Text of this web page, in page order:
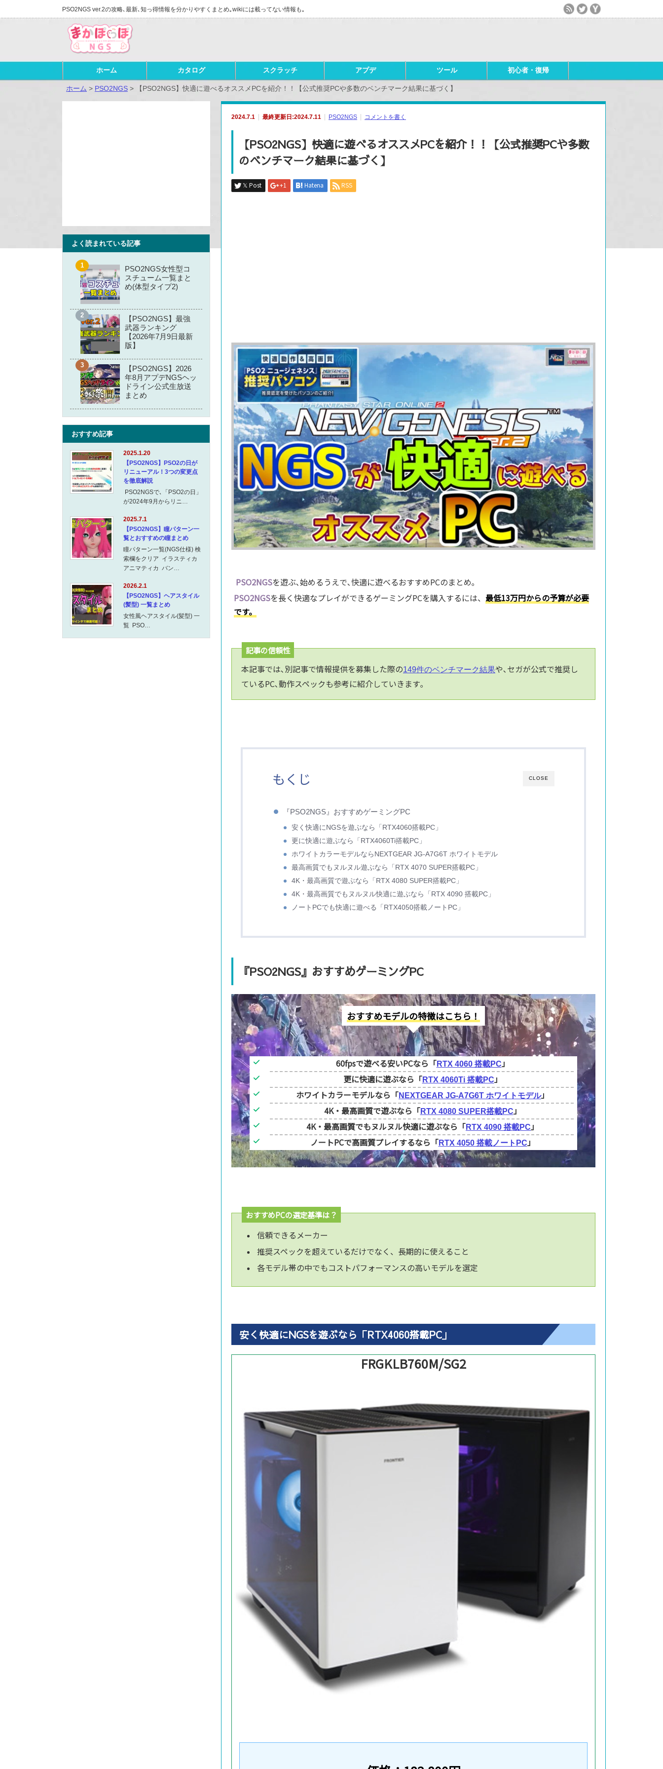
PSO2NGS ver.2の攻略､最新､知っ得情報を分かりやすくまとめ｡wikiには載ってない情報も｡
ホーム カタログ スクラッチ アプデ ツール 初心者・復帰
ホーム > PSO2NGS > 【PSO2NGS】快適に遊べるオススメPCを紹介！！【公式推奨PCや多数のベンチマーク結果に基づく】
2024.7.1 最終更新日:2024.7.11 PSO2NGS コメントを書く
【PSO2NGS】快適に遊べるオススメPCを紹介！！【公式推奨PCや多数
のベンチマーク結果に基づく】
𝕏 Post +1 Hatena RSS
PSO2NGSを遊ぶ､始めるうえで､快適に遊べるおすすめPCのまとめ｡
PSO2NGSを長く快適なプレイができるゲーミングPCを購入するには、 最低13万円からの予算が必要
です。
記事の信頼性
本記事では､別記事で情報提供を募集した際の149件のベンチマーク結果や､セガが公式で推奨し
ているPC､動作スペックも参考に紹介していきます｡
CLOSE
もくじ
『PSO2NGS』おすすめゲーミングPC
安く快適にNGSを遊ぶなら「RTX4060搭載PC」
更に快適に遊ぶなら「RTX4060Ti搭載PC」
ホワイトカラーモデルならNEXTGEAR JG-A7G6T ホワイトモデル
最高画質でもヌルヌル遊ぶなら「RTX 4070 SUPER搭載PC」
4K・最高画質で遊ぶなら「RTX 4080 SUPER搭載PC」
4K・最高画質でもヌルヌル快適に遊ぶなら「RTX 4090 搭載PC」
ノートPCでも快適に遊べる「RTX4050搭載ノートPC」
『PSO2NGS』おすすめゲーミングPC
おすすめモデルの特徴はこちら！
60fpsで遊べる安いPCなら「 RTX 4060 搭載PC 」
更に快適に遊ぶなら「 RTX 4060Ti 搭載PC 」
ホワイトカラーモデルなら「NEXTGEAR JG-A7G6T ホワイトモデル」
4K・最高画質で遊ぶなら「 RTX 4080 SUPER搭載PC 」
4K・最高画質でもヌルヌル快適に遊ぶなら「RTX 4090 搭載PC 」
ノートPCで高画質プレイするなら「 RTX 4050 搭載ノートPC 」
おすすめPCの選定基準は？
信頼できるメーカー
推奨スペックを超えているだけでなく、長期的に使えること
各モデル帯の中でもコストパフォーマンスの高いモデルを選定
安く快適にNGSを遊ぶなら「RTX4060搭載PC」
FRGKLB760M/SG2
よく読まれている記事
PSO2NGS女性型コ
スチューム一覧まと
め(体型タイプ2)
【PSO2NGS】最強
武器ランキング
【2026年7月9日最新
版】
【PSO2NGS】2026
年8月アプデNGSヘッ
ドライン公式生放送
まとめ
おすすめ記事
2025.1.20
【PSO2NGS】PSO2の日が
リニューアル！3つの変更点
を徹底解説
PSO2NGSで､「PSO2の日」
が2024年9月からリニ…
2025.7.1
【PSO2NGS】瞳パターン一
覧とおすすめの瞳まとめ
瞳パターン一覧(NGS仕様) 検
索欄をクリア イラスティカ
アニマティカ バン…
2026.2.1
【PSO2NGS】ヘアスタイル
(髪型) 一覧まとめ
女性風ヘアスタイル(髪型) 一
覧 PSO…